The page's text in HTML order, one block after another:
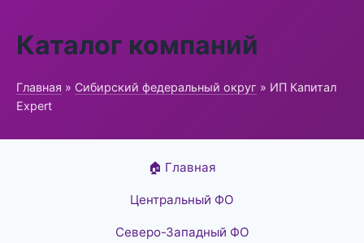
Каталог компаний
Главная » Сибирский федеральный округ » ИП Капитал
Expert
🏠 Главная
Центральный ФО
Северо-Западный ФО